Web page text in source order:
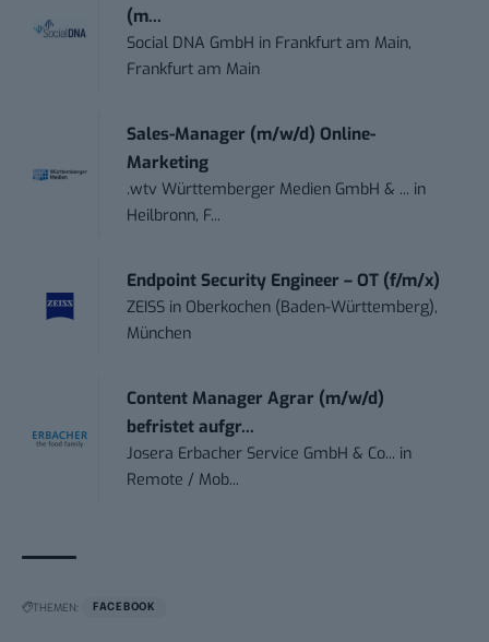
(m...
Social DNA GmbH in Frankfurt am Main,
Frankfurt am Main
Sales-Manager (m/w/d) Online-
Marketing
.wtv Württemberger Medien GmbH & ... in
Heilbronn, F...
Endpoint Security Engineer – OT (f/m/x)
ZEISS in Oberkochen (Baden-Württemberg),
München
Content Manager Agrar (m/w/d)
befristet aufgr...
Josera Erbacher Service GmbH & Co... in
Remote / Mob...
THEMEN: FACEBOOK